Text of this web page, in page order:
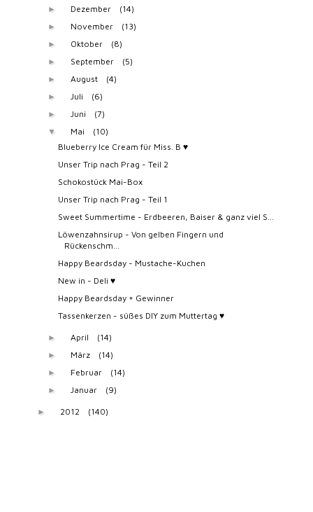
► Dezember (14)
► November (13)
► Oktober (8)
► September (5)
► August (4)
► Juli (6)
► Juni (7)
▼ Mai
(10)
Blueberry Ice Cream für Miss. B ♥
Unser Trip nach Prag - Teil 2
Schokostück Mai-Box
Unser Trip nach Prag - Teil 1
Sweet Summertime - Erdbeeren, Baiser & ganz viel S...
Löwenzahnsirup - Von gelben Fingern und
Rückenschm...
Happy Beardsday - Mustache-Kuchen
New in - Deli ♥
Happy Beardsday + Gewinner
Tassenkerzen - süßes DIY zum Muttertag ♥
► April (14)
► März (14)
► Februar (14)
► Januar (9)
► 2012 (140)